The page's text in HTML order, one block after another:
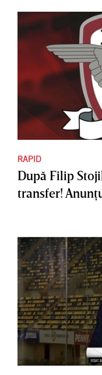
RAPID
După Filip Stojilkovic, Rapid mai face un
transfer!